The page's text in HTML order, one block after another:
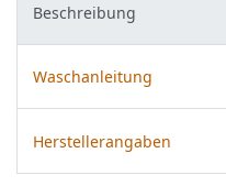
Beschreibung
Waschanleitung
Herstellerangaben